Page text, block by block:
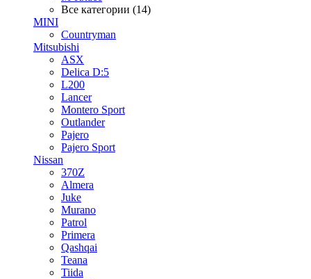
Все категории (14)
MINI
Countryman
Mitsubishi
ASX
Delica D:5
L200
Lancer
Montero Sport
Outlander
Pajero
Pajero Sport
Nissan
370Z
Almera
Juke
Murano
Patrol
Primera
Qashqai
Teana
Tiida